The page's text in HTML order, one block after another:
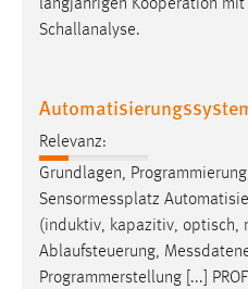
langjährigen Kooperation
Schallanalyse.
Relevanz:
Grundlagen,
Sensormessplatz
(induktiv, kapazitiv, optisch,
Ablaufsteuerung,
Programmerstellung [...]
Statistik Cookies erfassen
unsere Besucher unsere
Matomo
Name:
_pk_ref, _pk_cvar, _pk_id,